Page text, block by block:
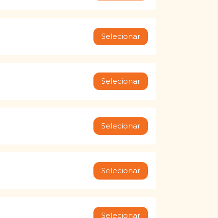
Selecionar
Selecionar
Selecionar
Selecionar
Selecionar